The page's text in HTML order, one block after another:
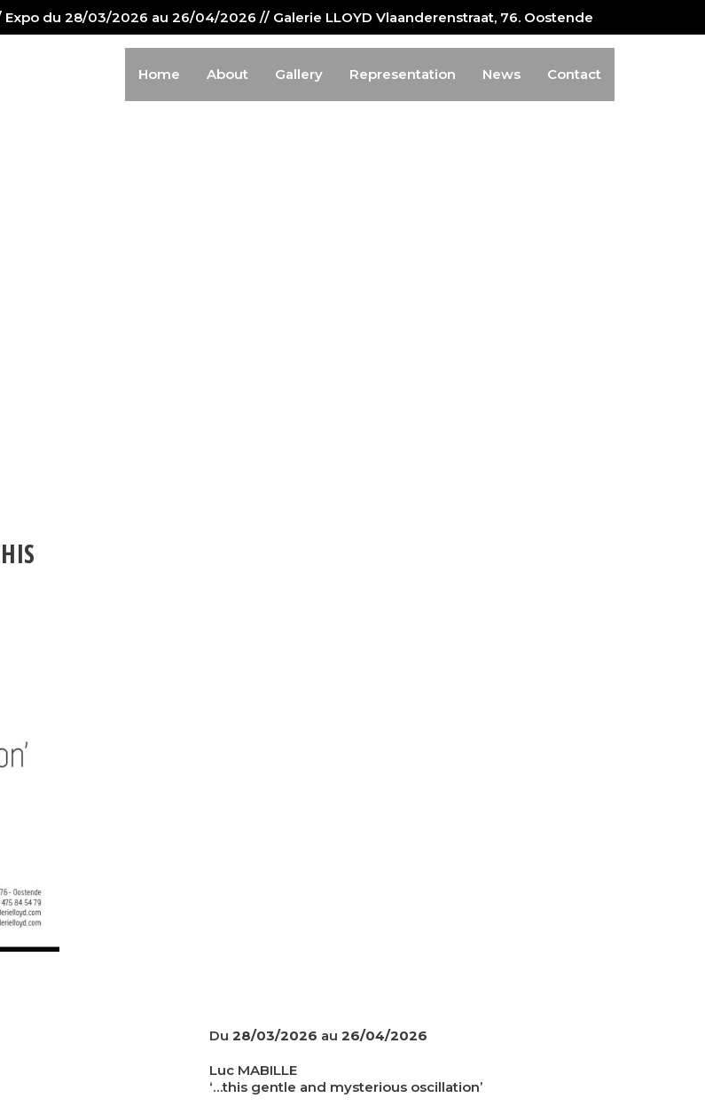
Expo du 28/03/2026 au 26/04/2026 // Galerie LLOYD Vlaanderenstraat, 76. Oostende
Home About Gallery Representation News Contact
Du 28/03/2026 au 26/04/2026
Luc MABILLE
‘…this gentle and mysterious oscillation’